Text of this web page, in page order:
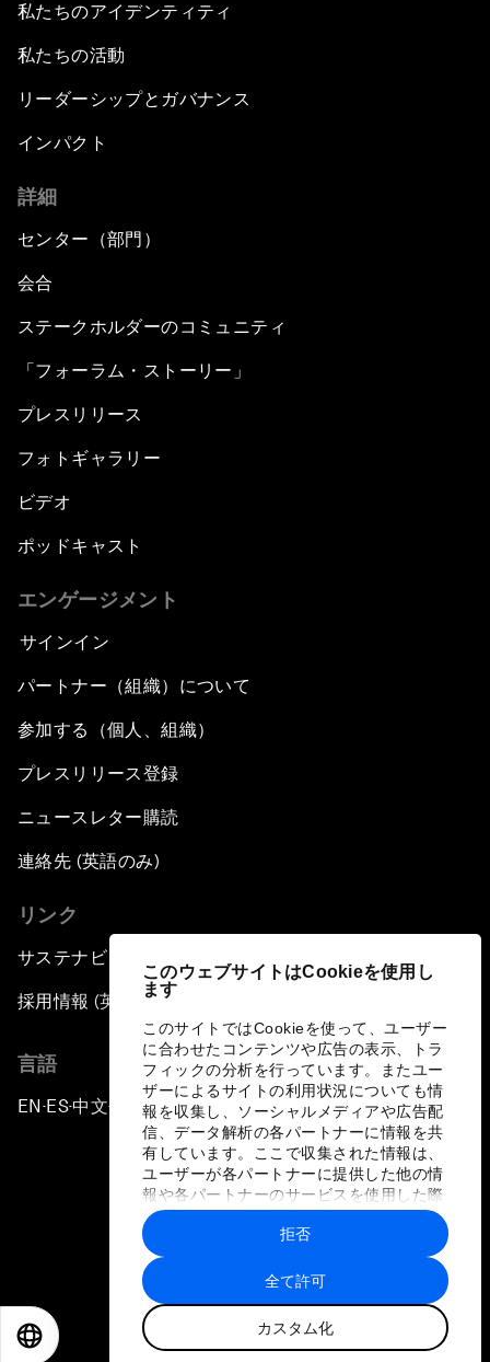
このウェブサイトはCookieを使用し
ます
このサイトではCookieを使って、ユーザー
に合わせたコンテンツや広告の表示、トラ
フィックの分析を行っています。またユー
ザーによるサイトの利用状況についても情
報を収集し、ソーシャルメディアや広告配
信、データ解析の各パートナーに情報を共
有しています。ここで収集された情報は、
ユーザーが各パートナーに提供した他の情
報や各パートナーのサービスを使用した際
に収集された情報と組み合わされ、各パー
トナーによって使用されることがありま
す。
全て許可
カスタム化
拒否
私たちのアイデンティティ
私たちの活動
リーダーシップとガバナンス
インパクト
詳細
センター（部門）
会合
ステークホルダーのコミュニティ
「フォーラム・ストーリー」
プレスリリース
フォトギャラリー
ビデオ
ポッドキャスト
エンゲージメント
サインイン
パートナー（組織）について
参加する（個人、組織）
プレスリリース登録
ニュースレター購読
連絡先 (英語のみ)
リンク
サステナビリティへの取り組み
採用情報 (英語のみ)
言語
EN ▪ES▪中文▪ 日本語
プライバシーポリシーと利用規約
サイトマップ
©
世界経済フォーラム